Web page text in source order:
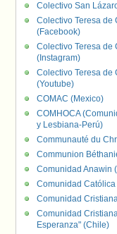
Colectivo San
Colectivo Teresa de
(Facebook)
Colectivo Teresa de
(Instagram)
Colectivo Teresa de
(Youtube)
COMAC (Mexico)
COMHOCA
y Lesbiana-Perú)
Communauté du
Communion
Comunidad Anawin
Comunidad Católica
Comunidad
Comunidad
Esperanza" (Chile)